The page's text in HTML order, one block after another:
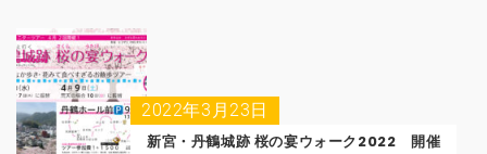
2022年3月23日
新宮・丹鶴城跡 桜の宴ウォーク2022 開催